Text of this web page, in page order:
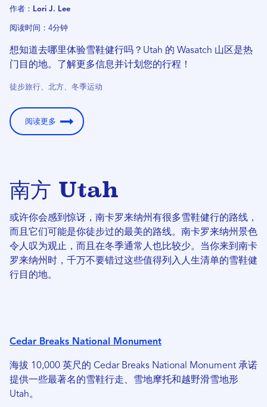
作者：Lori J. Lee
阅读时间：4分钟
想知道去哪里体验雪鞋健行吗？Utah 的 Wasatch 山区是热
门目的地。了解更多信息并计划您的行程！
徒步旅行、北方、冬季运动
阅读更多
南方 Utah
或许你会感到惊讶，南卡罗来纳州有很多雪鞋健行的路线，
而且它们可能是你徒步过的最美的路线。南卡罗来纳州景色
令人叹为观止，而且在冬季通常人也比较少。当你来到南卡
罗来纳州时，千万不要错过这些值得列入人生清单的雪鞋健
行目的地。
Cedar Breaks National Monument
海拔 10,000 英尺的 Cedar Breaks National Monument 承诺
提供一些最著名的雪鞋行走、雪地摩托和越野滑雪地形
Utah。